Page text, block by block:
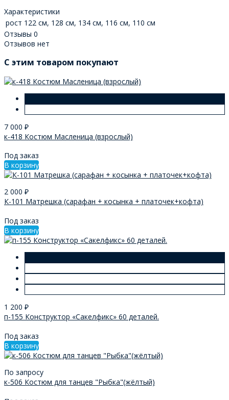
Характеристики
рост 122 см, 128 см, 134 см, 116 см, 110 см
Отзывы 0
Отзывов нет
C этим товаром покупают
7 000 ₽
к-418 Костюм Масленица (взрослый)
Под заказ
В корзину
2 000 ₽
К-101 Матрешка (сарафан + косынка + платочек+кофта)
Под заказ
В корзину
1 200 ₽
п-155 Конструктор «Сакелфикс» 60 деталей.
Под заказ
В корзину
По запросу
к-506 Костюм для танцев "Рыбка"(жёлтый)